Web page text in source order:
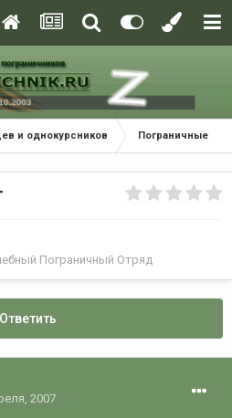
и однокурсников Пограничные
Пограничный Отряд
Ответить
2007